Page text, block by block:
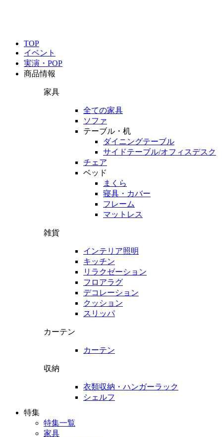
TOP
イベント
実演・POP
商品情報
家具
全ての家具
ソファ
テーブル・机
ダイニングテーブル
サイドテーブル/オフィスデスク
チェア
ベッド
まくら
寝具・カバー
フレーム
マットレス
雑貨
インテリア照明
キッチン
リラクゼーション
フロアラグ
デコレーション
クッション
スリッパ
カーテン
カーテン
収納
衣類収納・ハンガーラック
シェルフ
特集
特集一覧
家具